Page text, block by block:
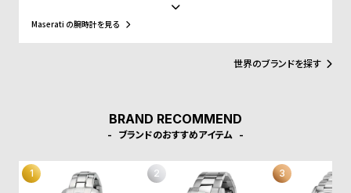
ンが象徴する力と威厳、そして航海の神としての自由の精神は、マ
セラティのブランド哲学に深く根付いており、マセラティのブラン
ド理念である「力強さ、情熱、優雅さ」を表現しています。この理
念は自動車のみならず、ウォッチやジュエリーコレクションにも色
濃く反映され、精緻なデザインと力強さが絶妙に融合したアイテム
Maserati の腕時計を見る
世界のブランドを探す
BRAND RECOMMEND
ブランドのおすすめアイテム